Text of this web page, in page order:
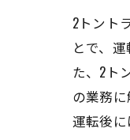
2トント
とで、
た、2ト
の業務
運転後